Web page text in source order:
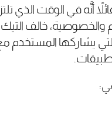
أنَّه في الوقت الذي
والخصوصية، خالف
يشاركها المستخدم